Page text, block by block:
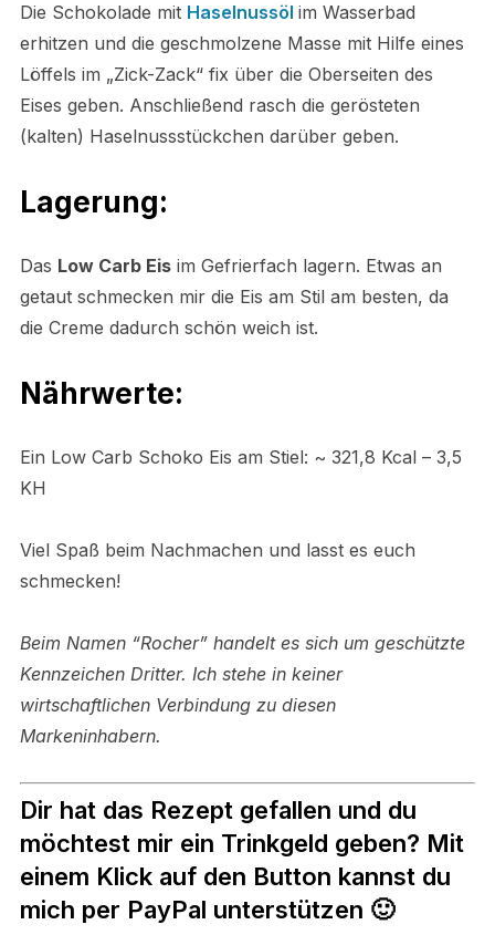
Die Schokolade mit Haselnussöl im Wasserbad
erhitzen und die geschmolzene Masse mit Hilfe eines
Löffels im „Zick-Zack“ fix über die Oberseiten des
Eises geben. Anschließend rasch die gerösteten
(kalten) Haselnussstückchen darüber geben.
Lagerung:
Das Low Carb Eisim Gefrierfach lagern. Etwas an
getaut schmecken mir die Eis am Stil am besten, da
die Creme dadurch schön weich ist.
Nährwerte:
Ein Low Carb Schoko Eis am Stiel: ~ 321,8 Kcal – 3,5
KH
Viel Spaß beim Nachmachen und lasst es euch
schmecken!
Beim Namen “Rocher” handelt es sich um geschützte
Kennzeichen Dritter. Ich stehe in keiner
wirtschaftlichen Verbindung zu diesen
Markeninhabern.
Dir hat das Rezept gefallen und du
möchtest mir ein Trinkgeld geben? Mit
einem Klick auf den Button kannst du
mich per PayPal unterstützen 🙂